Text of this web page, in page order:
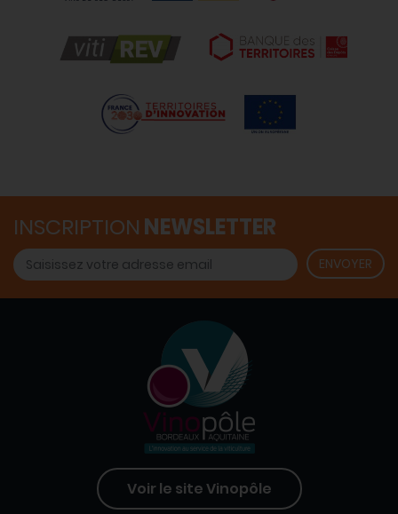
INSCRIPTION NEWSLETTER
Voir le site Vinopôle